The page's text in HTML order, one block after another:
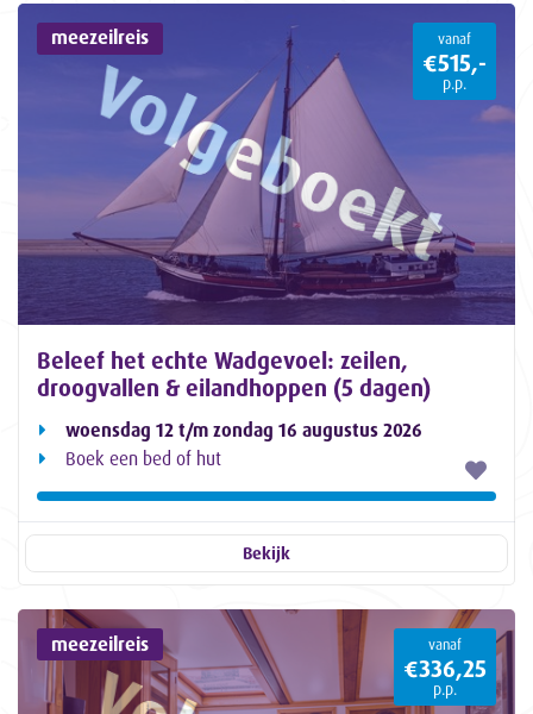
meezeilreis vanaf
€515,-
p.p.
Beleef het echte Wadgevoel: zeilen,
droogvallen & eilandhoppen (5 dagen)
woensdag 12 t/m zondag 16 augustus 2026
Boek een bed of hut
Bekijk
meezeilreis vanaf
€336,25
p.p.